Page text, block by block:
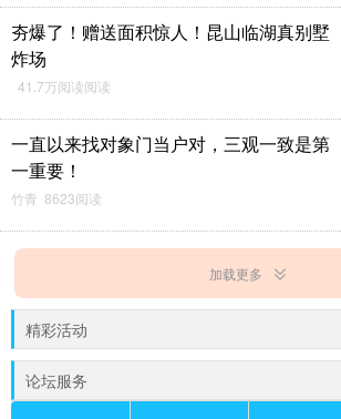
夯爆了！赠送面积惊人！昆山临湖真别墅
炸场
41.7万阅读阅读
一直以来找对象门当户对，三观一致是第
一重要！
竹青 8623阅读
加载更多
精彩活动
论坛服务